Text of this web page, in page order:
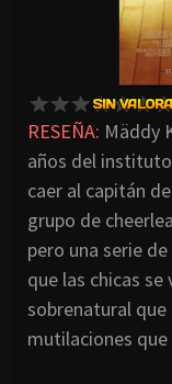
RESEÑA: Mäddy
años del
caer al capitán
grupo de
pero una serie
que las chicas
sobrenatural que
mutilaciones